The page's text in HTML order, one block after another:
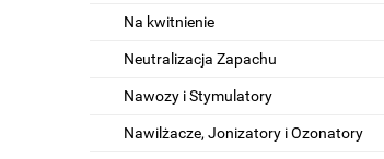
Na kwitnienie
Neutralizacja Zapachu
Nawozy i Stymulatory
Nawilżacze, Jonizatory i Ozonatory